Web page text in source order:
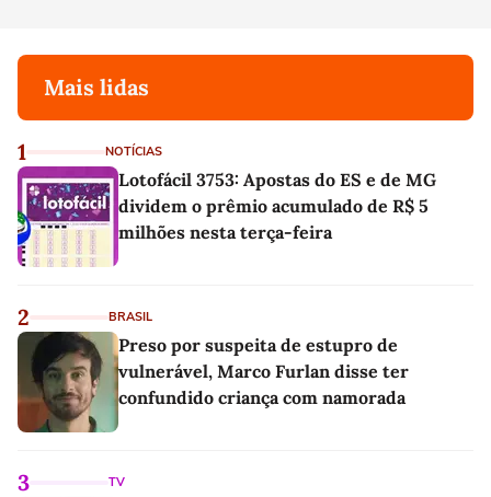
Mais lidas
1 NOTÍCIAS
Lotofácil 3753: Apostas do ES e de MG
dividem o prêmio acumulado de R$ 5
milhões nesta terça-feira
2 BRASIL
Preso por suspeita de estupro de
vulnerável, Marco Furlan disse ter
confundido criança com namorada
3 TV